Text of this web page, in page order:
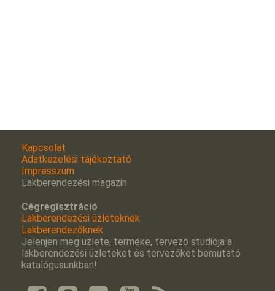
Kapcsolat
Adatkezelési tájékoztató
Impresszum
Lakberendezési magazin
Cégregisztráció
Lakberendezési üzleteknek
Lakberendezőknek
Jelenjen meg üzlete, terméke, tervezõ stúdiója a
lakberendezési üzleteket és tervezőket bemutató
katalógusunkban!